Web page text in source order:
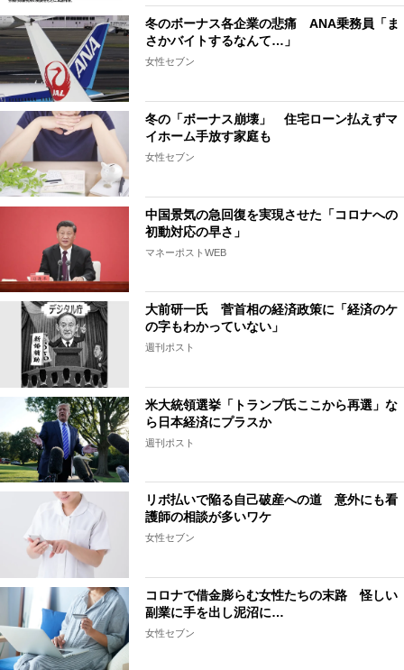
冬のボーナス各企業の悲痛 ANA乗務員「ま
さかバイトするなんて…」
女性セブン
冬の「ボーナス崩壊」 住宅ローン払えずマ
イホーム手放す家庭も
女性セブン
中国景気の急回復を実現させた「コロナへの
初動対応の早さ」
マネーポストWEB
大前研一氏 菅首相の経済政策に「経済のケ
の字もわかっていない」
週刊ポスト
米大統領選挙「トランプ氏ここから再選」な
ら日本経済にプラスか
週刊ポスト
リボ払いで陥る自己破産への道 意外にも看
護師の相談が多いワケ
女性セブン
コロナで借金膨らむ女性たちの末路 怪しい
副業に手を出し泥沼に…
女性セブン